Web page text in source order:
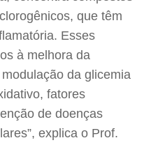
que têm
Esses
à melhora da
da glicemia
fatores
de doenças
explica o Prof.